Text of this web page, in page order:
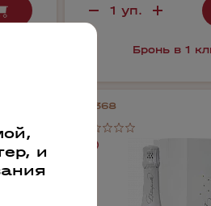
Бронь в 1
41368
и